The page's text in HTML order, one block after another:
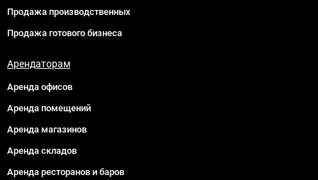
Продажа производственных
Продажа готового бизнеса
Арендаторам
Аренда офисов
Аренда помещений
Аренда магазинов
Аренда складов
Аренда ресторанов и баров